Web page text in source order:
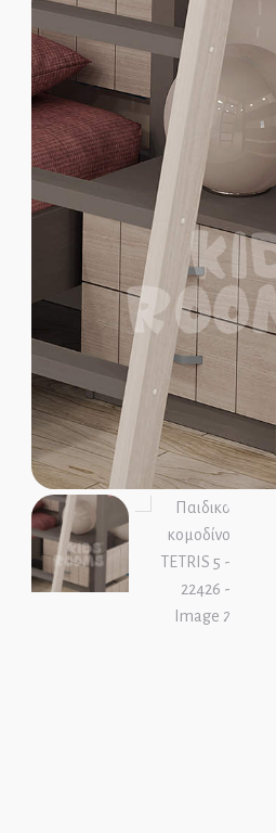
Ολοκληρωμένα
Παιδικά Κρεβάτια
Παιδικές Κουκέτες
Παιδικοί
Παιδικές
Παιδικές
Παιδικά Γραφεία
ΜΑΣΙΦ
MDF
Ολοκληρωμένα
Παιδικά Κρεβάτια
Παιδικές Κουκέτες
Παιδικοί
Παιδικές
Παιδικές
Παιδικά Γραφεία